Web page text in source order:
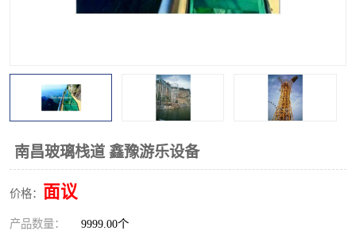
南昌玻璃栈道 鑫豫游乐设备
价格： 面议
产品数量： 9999.00个
音乐呐喊设备
玻璃栈道